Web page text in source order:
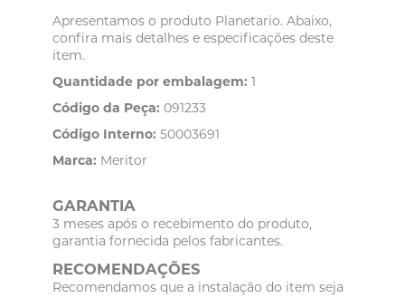
Apresentamos o produto Planetario. Abaixo,
confira mais detalhes e especificações deste
item.
Quantidade por embalagem: 1
Código da Peça: 091233
Código Interno: 50003691
Marca: Meritor
GARANTIA
3 meses após o recebimento do produto,
garantia fornecida pelos fabricantes.
RECOMENDAÇÕES
Recomendamos que a instalação do item seja